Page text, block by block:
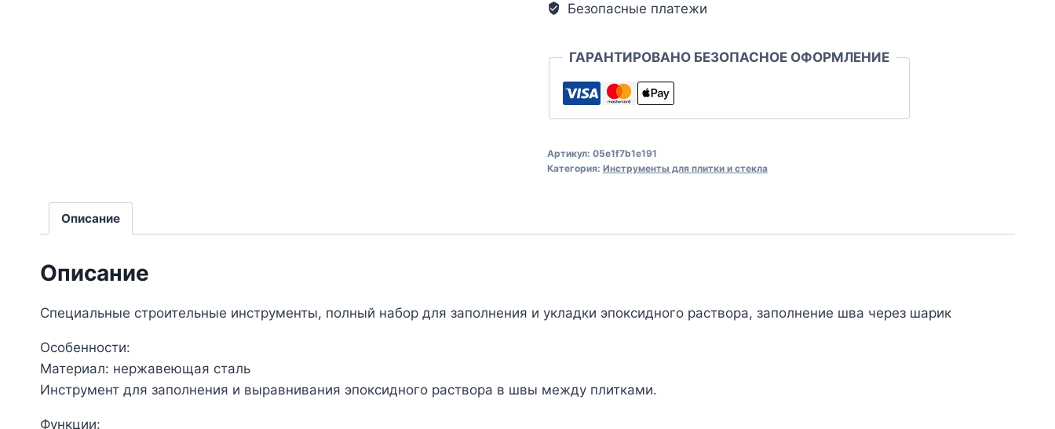
Безопасные платежи
ГАРАНТИРОВАНО БЕЗОПАСНОЕ ОФОРМЛЕНИЕ
Артикул: 05e1f7b1e191
Категория: Инструменты для плитки и стекла
Описание
Описание
Специальные строительные инструменты, полный набор для заполнения и укладки эпоксидного раствора, заполнение шва через шарик
Особенности:
Материал: нержавеющая сталь
Инструмент для заполнения и выравнивания эпоксидного раствора в швы между плитками.
Функции: